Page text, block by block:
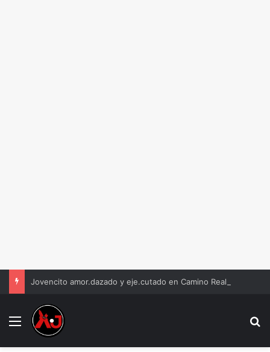
Jovencito amor.dazado y eje.cutado en Camino Real
Menu